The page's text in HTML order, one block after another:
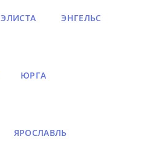
ЭЛИСТА ЭНГЕЛЬС
ЮРГА
ЯРОСЛАВЛЬ